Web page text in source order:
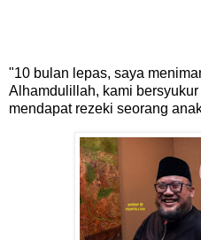
"10 bulan lepas, saya
Alhamdulillah, kami
mendapat rezeki seorang